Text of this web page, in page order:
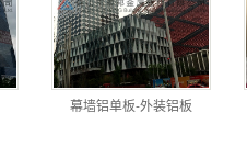
幕墙铝单板-外装铝板